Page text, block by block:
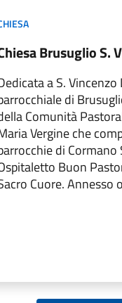
Brusuglio S.
a S. Vincenzo
di
Comunità
Vergine che
di Cormano
Buon
Cuore. Annesso